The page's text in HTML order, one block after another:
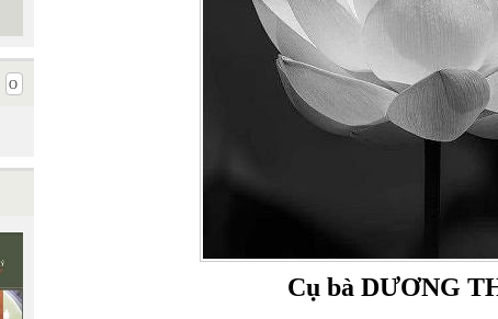
Cụ bà DƯƠNG